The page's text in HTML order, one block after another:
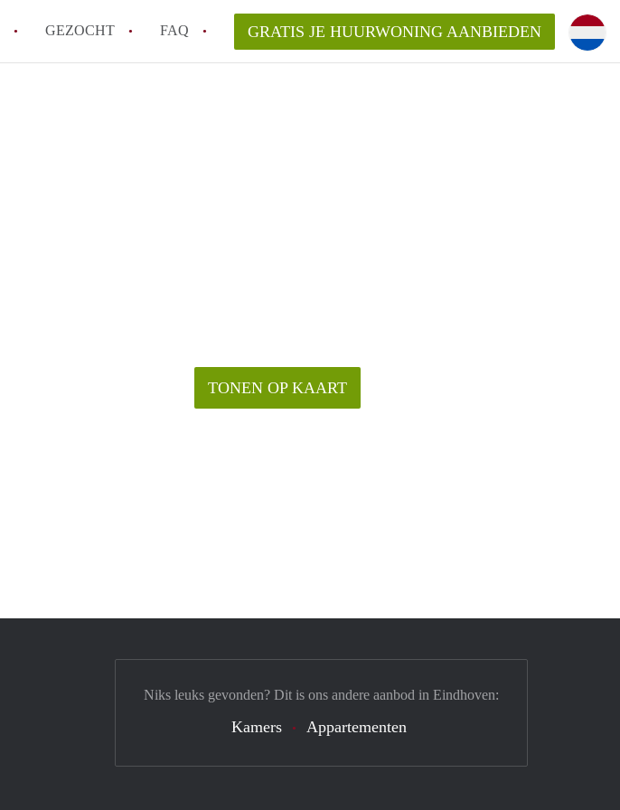
GEZOCHT FAQ GRATIS JE HUURWONING AANBIEDEN
TONEN OP KAART
Niks leuks gevonden? Dit is ons andere aanbod in Eindhoven:
Kamers Appartementen